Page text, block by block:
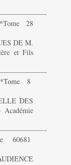
28
DE M.
et Fils
8
DES
60681